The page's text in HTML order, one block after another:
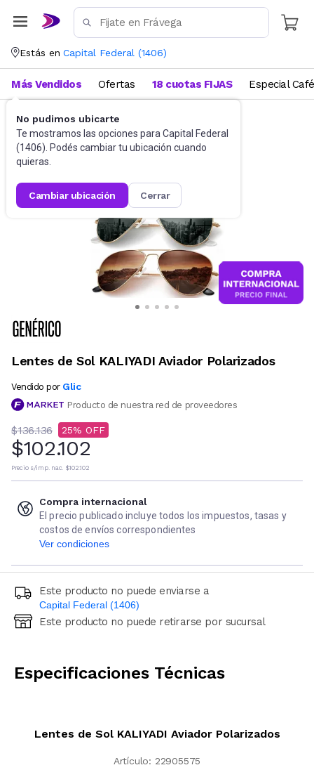
Estás en Capital Federal (1406)
No pudimos ubicarte
Te mostramos las opciones para Capital Federal
(1406). Podés cambiar tu ubicación cuando
quieras.
cambiar ubicación cerrar
Más Vendidos Ofertas 18 cuotas FIJAS Especial Café
Accesorios Anteojos de sol
Lentes de Sol KALIYADI Aviador Polarizados
Vendido por Glic
Producto de nuestra red de proveedores
$136.136 25
$102.102
Precio s/imp. nac. $102.102
Compra internacional
El precio publicado incluye todos los impuestos, tasas y
costos de envíos correspondientes
Ver condiciones
Este producto no puede enviarse a
Capital Federal (1406)
Ingresá código postal (sólo números)
Este producto no puede retirarse por sucursal
Especificaciones Técnicas
Lentes de Sol KALIYADI Aviador Polarizados
Artículo: 22905575